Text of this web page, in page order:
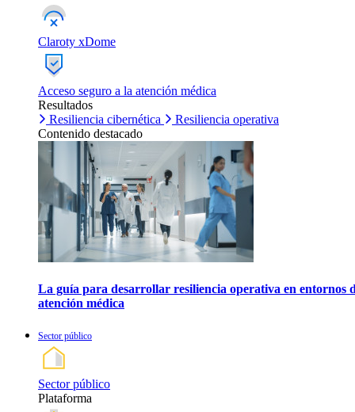
Claroty xDome
Acceso seguro a la atención médica
Resultados
Resiliencia cibernética
Resiliencia operativa
Contenido destacado
La guía para desarrollar resiliencia operativa en entornos
atención médica
Sector público
Sector público
Plataforma